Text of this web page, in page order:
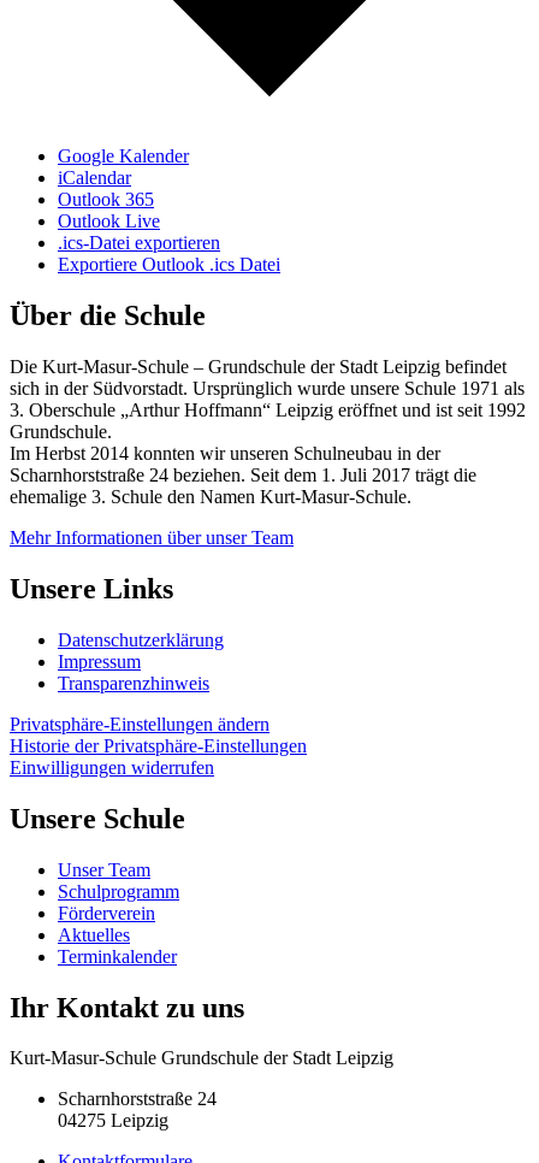
Google Kalender
iCalendar
Outlook 365
Outlook Live
.ics-Datei exportieren
Exportiere Outlook .ics Datei
Über die Schule
Die Kurt-Masur-Schule – Grundschule der Stadt Leipzig befindet
sich in der Südvorstadt. Ursprünglich wurde unsere Schule 1971 als
3. Oberschule „Arthur Hoffmann“ Leipzig eröffnet und ist seit 1992
Grundschule.
Im Herbst 2014 konnten wir unseren Schulneubau in der
Scharnhorststraße 24 beziehen. Seit dem 1. Juli 2017 trägt die
ehemalige 3. Schule den Namen Kurt-Masur-Schule.
Mehr Informationen über unser Team
Unsere Links
Datenschutzerklärung
Impressum
Transparenzhinweis
Privatsphäre-Einstellungen ändern
Historie der Privatsphäre-Einstellungen
Einwilligungen widerrufen
Unsere Schule
Unser Team
Schulprogramm
Förderverein
Aktuelles
Terminkalender
Ihr Kontakt zu uns
Kurt-Masur-Schule Grundschule der Stadt Leipzig
Scharnhorststraße 24
04275 Leipzig